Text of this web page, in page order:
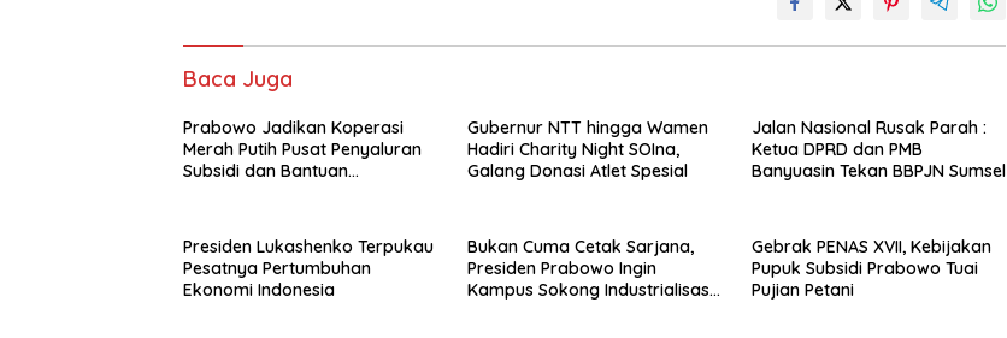
Baca Juga
Prabowo Jadikan Koperasi
Merah Putih Pusat Penyaluran
Subsidi dan Bantuan
Gubernur NTT hingga Wamen
Hadiri Charity Night SOIna,
Galang Donasi Atlet Spesial
Jalan Nasional Rusak Parah :
Ketua DPRD dan PMB
Banyuasin Tekan BBPJN Sumsel
Presiden Lukashenko Terpukau
Pesatnya Pertumbuhan
Ekonomi Indonesia
Bukan Cuma Cetak Sarjana,
Presiden Prabowo Ingin
Kampus Sokong Industrialisasi
Gebrak PENAS XVII, Kebijakan
Pupuk Subsidi Prabowo Tuai
Pujian Petani